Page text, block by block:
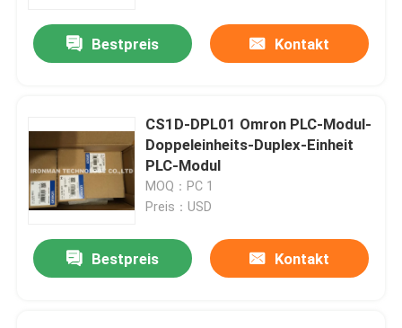
Bestpreis Kontakt
CS1D-DPL01 Omron PLC-Modul-
Doppeleinheits-Duplex-Einheit
PLC-Modul
MOQ：PC 1
Preis：USD
Bestpreis Kontakt